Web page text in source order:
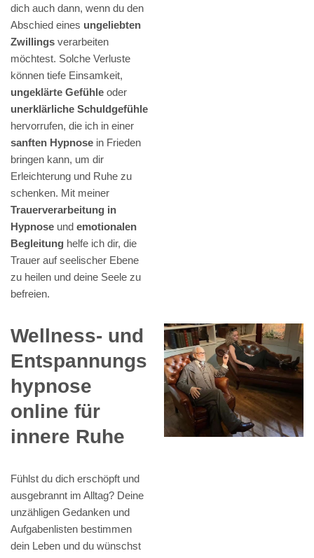
dich auch dann, wenn du den
Abschied eines ungeliebten
Zwillings verarbeiten
möchtest. Solche Verluste
können tiefe Einsamkeit,
ungeklärte Gefühle oder
unerklärliche Schuldgefühle
hervorrufen, die ich in einer
sanften Hypnose in Frieden
bringen kann, um dir
Erleichterung und Ruhe zu
schenken. Mit meiner
Trauerverarbeitung in
Hypnose und emotionalen
Begleitung helfe ich dir, die
Trauer auf seelischer Ebene
zu heilen und deine Seele zu
befreien.
Wellness- und
Entspannungs
hypnose
online für
innere Ruhe
Fühlst du dich erschöpft und
ausgebrannt im Alltag? Deine
unzähligen Gedanken und
Aufgabenlisten bestimmen
dein Leben und du wünschst